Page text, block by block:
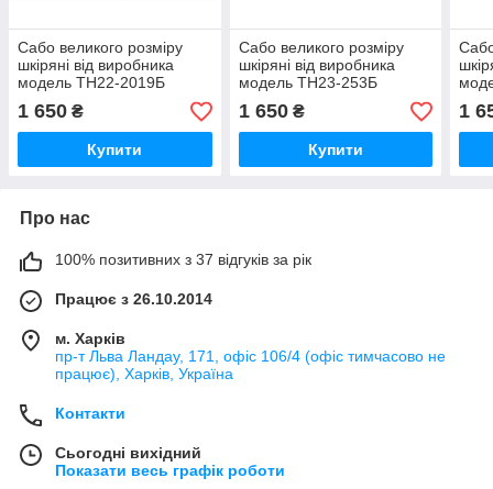
Сабо великого розміру
шкіряні від виробника
модель ТН22-2019Б
1 650 ₴
Купити
Сабо великого розміру
шкіряні від виробника
модель ТН23-253Б
1 650₴
Купити
1
Про нас
100% позитивних з 37 відгуків за рік
Працює з 26.10.2014
м. Харків
пр-т Льва Ландау, 171, офіс 106/4 (офіс тимчасово не
працює), Харків, Україна
Контакти
Сьогодні вихідний
Показати весь графік роботи